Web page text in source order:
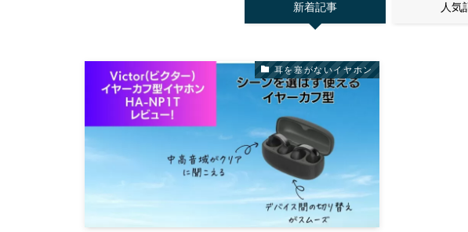
新着記事 人気
耳を塞がないイヤホン